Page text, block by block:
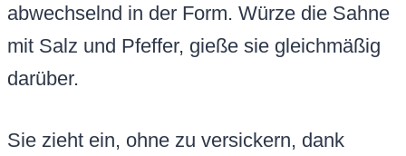
abwechselnd in der Form. Würze die Sahne
mit Salz und Pfeffer, gieße sie gleichmäßig
darüber.
Sie zieht ein, ohne zu versickern, dank